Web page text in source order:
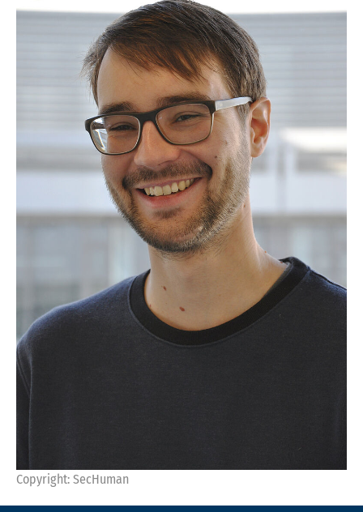
Copyright: SecHuman